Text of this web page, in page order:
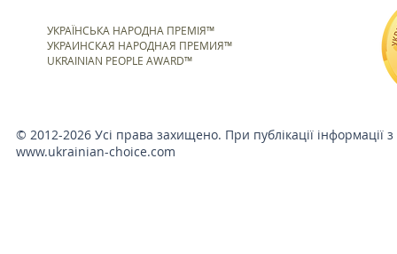
УКРАЇНСЬКА НАРОДНА ПРЕМІЯ™
УКРАИНСКАЯ НАРОДНАЯ ПРЕМИЯ™
UKRAINIAN PEOPLE AWARD™
© 2012-2026 Усі права захищено. При публікації інформації
www.ukrainian-choice.com